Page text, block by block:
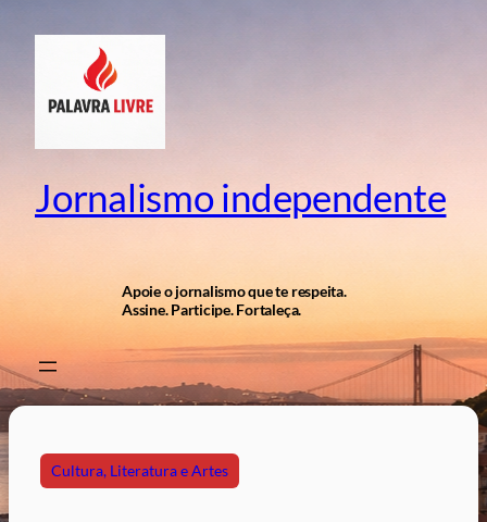
conteúdo
Jornalismo independente
Apoie o jornalismo que te respeita.
Assine. Participe. Fortaleça.
Cultura, Literatura e Artes